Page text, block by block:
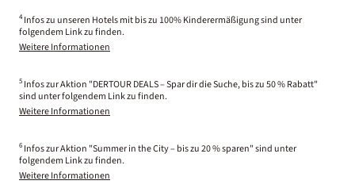
4 Infos zu unseren Hotels mit bis zu 100% Kinderermäßigung sind unter
folgendem Link zu finden.
Weitere Informationen
5 Infos zur Aktion "DERTOUR DEALS – Spar dir die Suche, bis zu 50 % Rabatt"
sind unter folgendem Link zu finden.
Weitere Informationen
6 Infos zur Aktion "Summer in the City – bis zu 20 % sparen" sind unter
folgendem Link zu finden.
Weitere Informationen